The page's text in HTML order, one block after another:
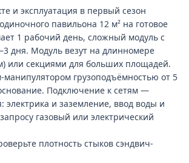
зала. На точке с проходимостью
в час одно окно выдачи не
второй кассовый узел и
Под общепит с готовкой на месте
крышу с зонтом и жироуловителем,
и водоотведение — это меняет
модуля.
— экономия на витрине и фасаде в
позже». Замена витражного блока на
выходит дороже, чем закладка
сразу. То же с электрическим вводом:
после ввода объекта в эксплуатацию
и эксплуатация в первый сезон
павильона 12 м² на готовое
1 рабочий день, сложный модуль с
дня. Модуль везут на длинномере
или секциями для больших площадей.
манипулятором грузоподъёмностью от 5
Подключение к сетям —
электрика и заземление, ввод воды и
газовый или электрический
плотность стыков сэндвич-
перепадах герметик может